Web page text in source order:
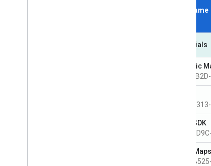
SKU Name
Essentials
Dynamic
FAF4-
9C10-
Maps SDK
6DE1-
Static Maps
3C2D-